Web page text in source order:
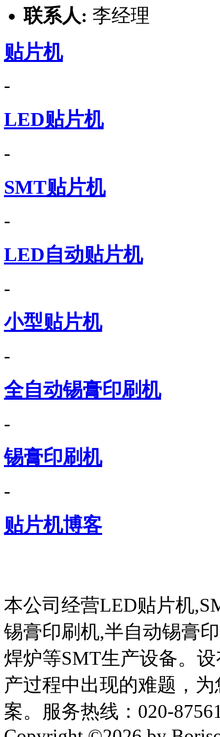
联系人: 李经理
贴片机
-
LED贴片机
-
SMT贴片机
-
LED自动贴片机
-
小型贴片机
-
全自动锡膏印刷机
-
锡膏印刷机
-
贴片机博客
本公司经营LED贴片机
锡膏印刷机,半自动锡膏
焊炉等SMT生产设备。
产过程中出现的难题，
案。服务热线：020-